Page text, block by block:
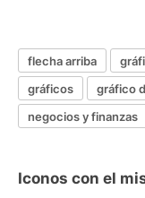
flecha arriba
gráficos
gráfico
negocios y finanzas
Iconos con el